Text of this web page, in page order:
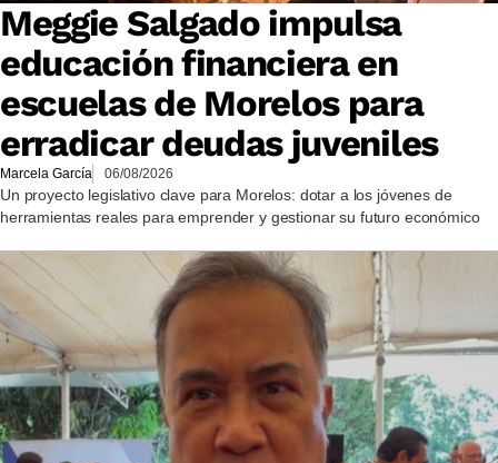
Meggie Salgado impulsa
educación financiera en
escuelas de Morelos para
erradicar deudas juveniles
Marcela García 06/08/2026
Un proyecto legislativo clave para Morelos: dotar a los jóvenes de
herramientas reales para emprender y gestionar su futuro económico